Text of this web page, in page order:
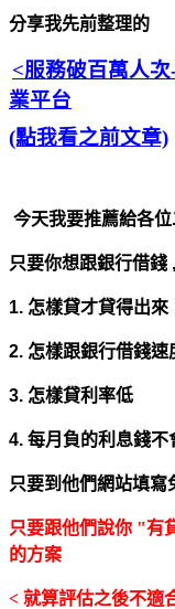
分享我先前整理的
<服務破百萬人
業平台
(點我看之前文章)
今天我要推薦給各
只要你想跟銀行借錢
1. 怎樣貸才貸得出來
2. 怎樣跟銀行借錢速
3. 怎樣貸利率低
4. 每月負的利息錢不
只要到他們網站填寫
只要跟他們說你 "有
的方案
< 就算評估之後不適